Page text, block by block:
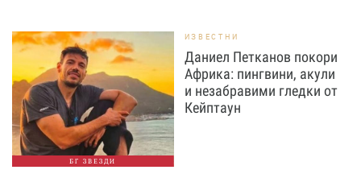
БГ ЗВЕЗДИ
ИЗВЕСТНИ
Даниел Петканов покори
Африка: пингвини, акули
и незабравими гледки от
Кейптаун